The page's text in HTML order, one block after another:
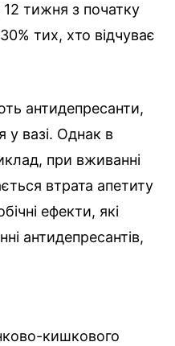
тижня з початку
тих, хто відчуває
антидепресанти,
у вазі. Однак в
при вживанні
втрата апетиту
ефекти, які
антидепресантів,
кишкового